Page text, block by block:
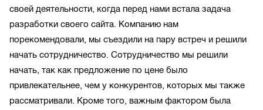
своей деятельности, когда перед нами встала задача
разработки своего сайта. Компанию нам
порекомендовали, мы съездили на пару встреч и решили
начать сотрудничество. Сотрудничество мы решили
начать, так как предложение по цене было
привлекательнее, чем у конкурентов, которых мы также
рассматривали. Кроме того, важным фактором была